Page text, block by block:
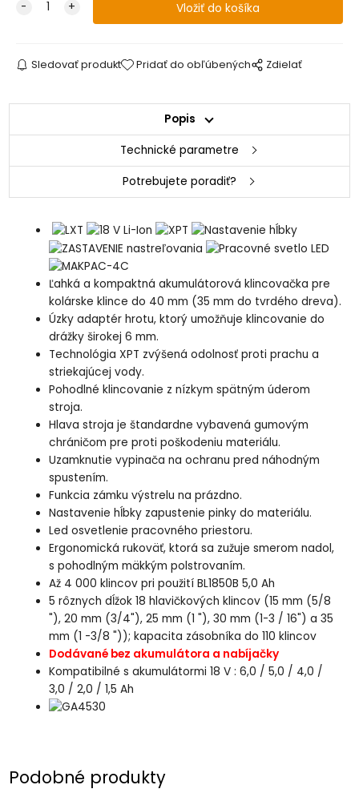
Sledovať produkt Pridať do obľúbených Zdielať
Popis
Technické parametre
Potrebujete poradiť?
Ľahká a kompaktná akumulátorová klincovačka pre
kolárske klince do 40 mm (35 mm do tvrdého dreva).
Úzky adaptér hrotu, ktorý umožňuje klincovanie do
drážky širokej 6 mm.
Technológia XPT zvýšená odolnosť proti prachu a
striekajúcej vody.
Pohodlné klincovanie z nízkym spätným úderom
stroja.
Hlava stroja je štandardne vybavená gumovým
chráničom pre proti poškodeniu materiálu.
Uzamknutie vypinača na ochranu pred náhodným
spustením.
Funkcia zámku výstrelu na prázdno.
Nastavenie hĺbky zapustenie pinky do materiálu.
Led osvetlenie pracovného priestoru.
Ergonomická rukoväť, ktorá sa zužuje smerom nadol,
s pohodlným mäkkým polstrovaním.
Až 4 000 klincov pri použití BL1850B 5,0 Ah
5 rôznych dĺžok 18 hlavičkových klincov (15 mm (5/8
"), 20 mm (3/4"), 25 mm (1 "), 30 mm (1-3 / 16") a 35
mm (1 -3/8 ")); kapacita zásobníka do 110 klincov
Dodávané bez akumulátora a nabíjačky
Kompatibilné s akumulátormi 18 V : 6,0 / 5,0 / 4,0 /
3,0 / 2,0 / 1,5 Ah
Podobné produkty